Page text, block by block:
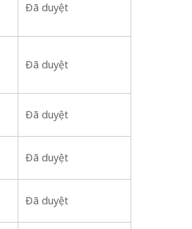
Đã duyệt
Đã duyệt
Đã duyệt
Đã duyệt
Đã duyệt